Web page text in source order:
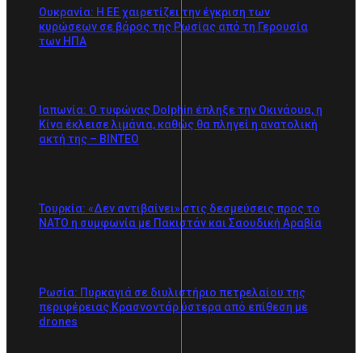
Ουκρανία: Η ΕΕ χαιρετίζει την έγκριση των
κυρώσεων σε βάρος της Ρωσίας από τη Γερουσία
των ΗΠΑ
Ιαπωνία: Ο τυφώνας Dolphin έπληξε την Οκινάουα, η
Κίνα έκλεισε λιμάνια, καθώς θα πληγεί η ανατολική
ακτή της – BINTEO
Τουρκία: «Δεν αντιβαίνει» στις δεσμεύσεις προς το
ΝΑΤΟ η συμφωνία με Πακιστάν και Σαουδική Αραβία
Ρωσία: Πυρκαγιά σε διυλιστήριο πετρελαίου της
περιφέρειας Κρασνοντάρ ύστερα από επίθεση με
drones